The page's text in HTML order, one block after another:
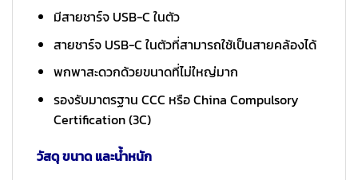
มีสายชาร์จ USB-C ในตัว
สายชาร์จ USB-C ในตัวที่สามารถใช้เป็นสายคล้องได้
พกพาสะดวกด้วยขนาดที่ไม่ใหญ่มาก
รองรับมาตรฐาน CCC หรือ China Compulsory
Certification (3C)
วัสดุ ขนาด และน้ำหนัก